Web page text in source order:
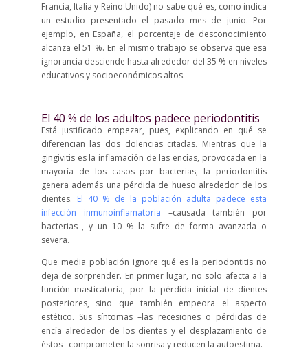
Francia, Italia y Reino Unido) no sabe qué es, como indica
un estudio presentado el pasado mes de junio. Por
ejemplo, en España, el porcentaje de desconocimiento
alcanza el 51 %. En el mismo trabajo se observa que esa
ignorancia desciende hasta alrededor del 35 % en niveles
educativos y socioeconómicos altos.
El 40 % de los adultos padece periodontitis
Está justificado empezar, pues, explicando en qué se
diferencian las dos dolencias citadas. Mientras que la
gingivitis es la inflamación de las encías, provocada en la
mayoría de los casos por bacterias, la periodontitis
genera además una pérdida de hueso alrededor de los
dientes. El 40 % de la población adulta padece esta
infección inmunoinflamatoria –causada también por
bacterias–, y un 10 % la sufre de forma avanzada o
severa.
Que media población ignore qué es la periodontitis no
deja de sorprender. En primer lugar, no solo afecta a la
función masticatoria, por la pérdida inicial de dientes
posteriores, sino que también empeora el aspecto
estético. Sus síntomas –las recesiones o pérdidas de
encía alrededor de los dientes y el desplazamiento de
éstos– comprometen la sonrisa y reducen la autoestima.